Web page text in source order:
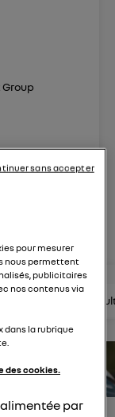
brochure
pour mesurer
nous permettent
publicitaires
nos contenus via
dans la rubrique
des cookies.
alimentée par
sans accepter